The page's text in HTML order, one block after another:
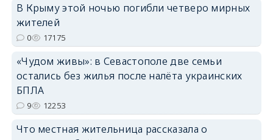
В Крыму этой ночью погибли четверо мирных
жителей
0 17175
«Чудом живы»: в Севастополе две семьи
остались без жилья после налёта украинских
БПЛА
9 12253
Что местная жительница рассказала о